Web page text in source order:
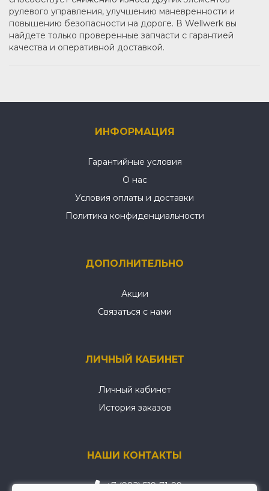
рулевого управления, улучшению маневренности и
повышению безопасности на дороге. В Wellwerk вы
найдете только проверенные запчасти с гарантией
качества и оперативной доставкой.
ИНФОРМАЦИЯ
Гарантийные условия
О нас
Условия оплаты и доставки
Политика конфиденциальности
ДОПОЛНИТЕЛЬНО
Акции
Связаться с нами
ЛИЧНЫЙ КАБИНЕТ
Личный кабинет
История заказов
НАШИ КОНТАКТЫ
+7 (982) 519-71-99